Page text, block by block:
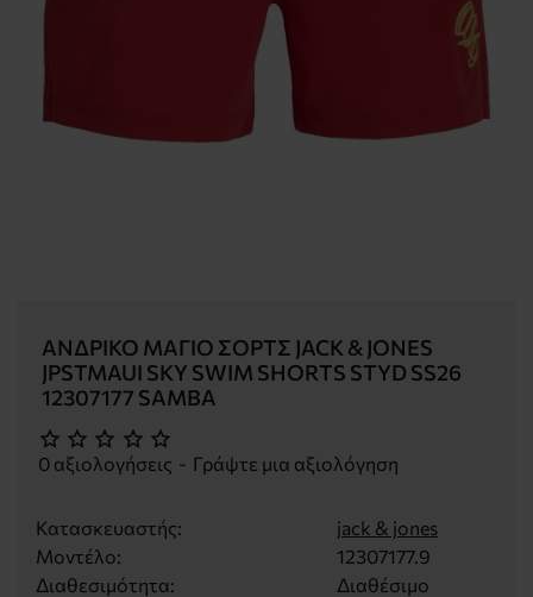
ΑΝΔΡΙΚΌ ΜΑΓΙΌ ΣΟΡΤΣ JACK & JONES
JPSTMAUI SKY SWIM SHORTS STYD SS26
12307177 SAMBA
Κατασκευαστής:
jack & jones
Μοντέλο:
12307177.9
Διαθεσιμότητα:
Διαθέσιμο
0 αξιολογήσεις - Γράψτε μια αξιολόγηση